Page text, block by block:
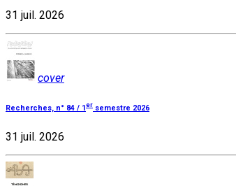
31 juil. 2026
cover
Recherches, n° 84 / 1 er semestre 2026
31 juil. 2026